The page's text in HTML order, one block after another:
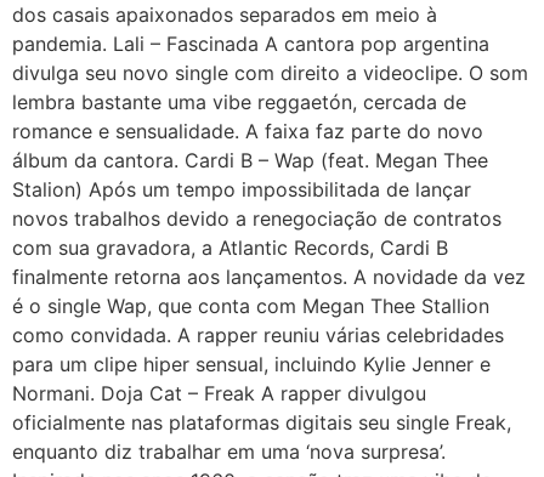
dos casais apaixonados separados em meio à
pandemia. Lali – Fascinada A cantora pop argentina
divulga seu novo single com direito a videoclipe. O som
lembra bastante uma vibe reggaetón, cercada de
romance e sensualidade. A faixa faz parte do novo
álbum da cantora. Cardi B – Wap (feat. Megan Thee
Stalion) Após um tempo impossibilitada de lançar
novos trabalhos devido a renegociação de contratos
com sua gravadora, a Atlantic Records, Cardi B
finalmente retorna aos lançamentos. A novidade da vez
é o single Wap, que conta com Megan Thee Stallion
como convidada. A rapper reuniu várias celebridades
para um clipe hiper sensual, incluindo Kylie Jenner e
Normani. Doja Cat – Freak A rapper divulgou
oficialmente nas plataformas digitais seu single Freak,
enquanto diz trabalhar em uma ‘nova surpresa’.